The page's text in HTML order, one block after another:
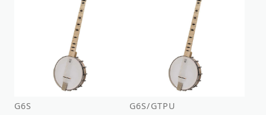
G6S G6S/GTPU